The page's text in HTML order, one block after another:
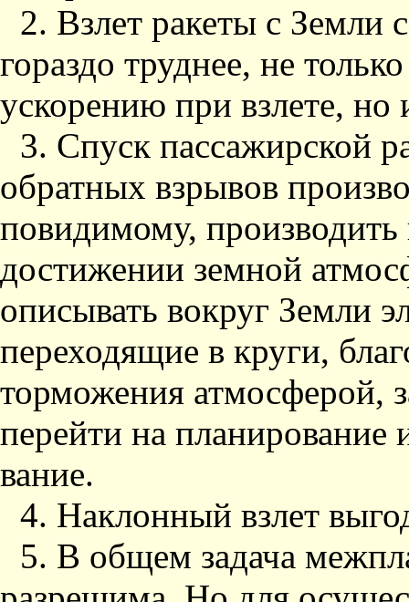
2. Взлет ракеты с Земли
гораздо труднее, не
ускорению при взлете, но
3. Спуск пассажирской
обратных взрывов
повидимому,
достижении земной
описывать вокруг Земли
переходящие в круги,
торможения атмосферой,
перейти на
вание.
4. Наклонный взлет
5. В общем задача